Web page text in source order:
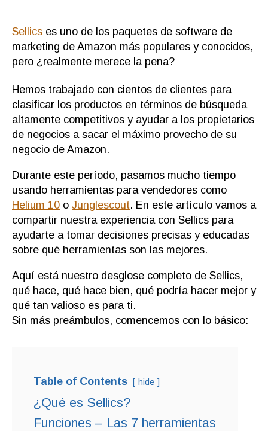
Review
|
Tutorial
Opinión
[2023]
Sellics es uno de los paquetes de software de
marketing de Amazon más populares y conocidos,
pero ¿realmente merece la pena?
Hemos trabajado con cientos de clientes para
clasificar los productos en términos de búsqueda
altamente competitivos y ayudar a los propietarios
de negocios a sacar el máximo provecho de su
negocio de Amazon.
Durante este período, pasamos mucho tiempo
usando herramientas para vendedores como
Helium 10 o Junglescout. En este artículo vamos a
compartir nuestra experiencia con Sellics para
ayudarte a tomar decisiones precisas y educadas
sobre qué herramientas son las mejores.
Aquí está nuestro desglose completo de Sellics,
qué hace, qué hace bien, qué podría hacer mejor y
qué tan valioso es para ti.
Sin más preámbulos, comencemos con lo básico:
Table of Contents hide
¿Qué es Sellics?
Funciones – Las 7 herramientas